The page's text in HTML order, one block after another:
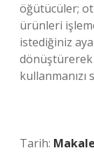
öğütücüler;
ürünleri
istediğiniz
dönüştürerek
Tarih: